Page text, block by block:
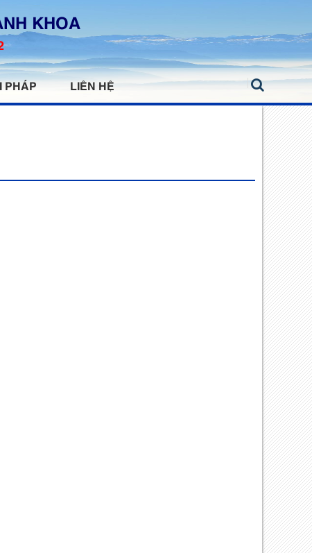
KHOA
PHÁP LIÊN HỆ